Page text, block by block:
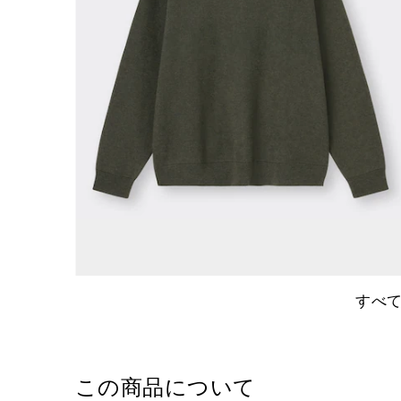
すべ
この商品について